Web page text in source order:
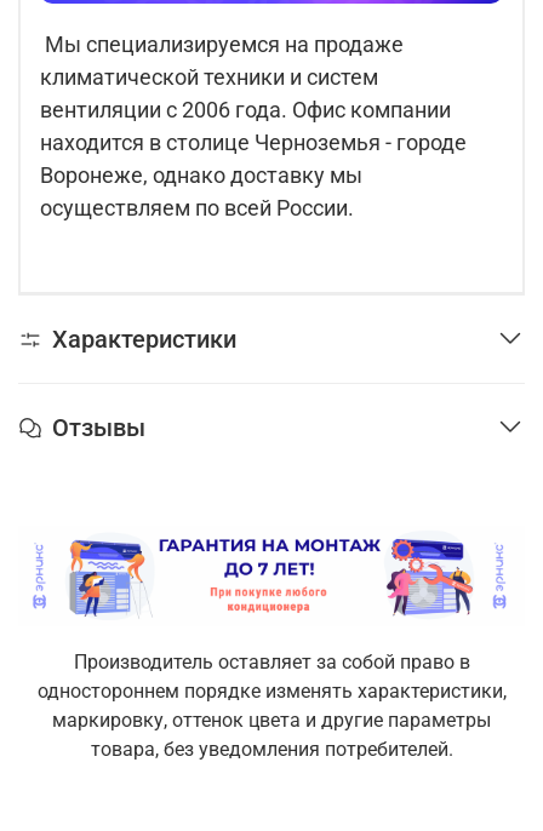
Мы специализируемся на продаже
климатической техники и систем
вентиляции с 2006 года. Офис компании
находится в столице Черноземья - городе
Воронеже, однако доставку мы
осуществляем по всей России.
Характеристики
Отзывы
Производитель оставляет за собой право в
одностороннем порядке изменять характеристики,
маркировку, оттенок цвета и другие параметры
товара, без уведомления потребителей.